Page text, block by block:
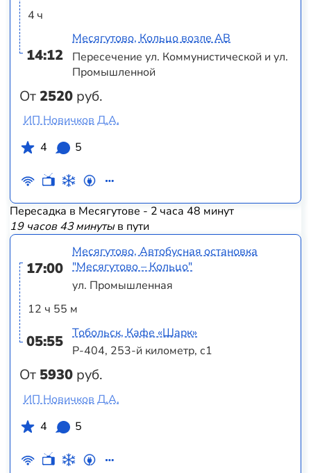
4 ч
14:12
От2520 руб.
Месягутово, Кольцо возле АВ
Пересечение ул. Коммунистической и ул.
Промышленной
ИП Новичков Д.А.
4
5
Пересадка в Месягутове - 2 часа 48 минут
19 часов 43 минутыв пути
17:00
12 ч 55 м
05:55
От 5930 руб.
Месягутово, Автобусная остановка
"Месягутово – Кольцо"
ул. Промышленная
Тобольск, Кафе «Шарк»
Р-404, 253-й километр, с1
ИП Новичков Д.А.
4
5